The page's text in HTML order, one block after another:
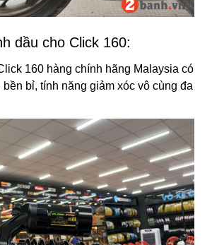
dầu cho Click 160:
160 hàng chính hãng Malaysia có
bỉ, tính năng giảm xóc vô cùng đa